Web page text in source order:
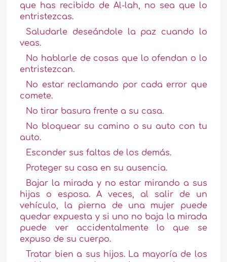
que has recibido de Al-lah, no sea que lo
entristezcas.
Saludarle deseándole la paz cuando lo
veas.
No hablarle de cosas que lo ofendan o lo
entristezcan.
No estar reclamando por cada error que
comete.
No tirar basura frente a su casa.
No bloquear su camino o su auto con tu
auto.
Esconder sus faltas de los demás.
Proteger su casa en su ausencia.
Bajar la mirada y no estar mirando a sus
hijas o esposa. A veces, al salir de un
vehículo, la pierna de una mujer puede
quedar expuesta y si uno no baja la mirada
puede ver accidentalmente lo que se
expuso de su cuerpo.
Tratar bien a sus hijos. La mayoría de los